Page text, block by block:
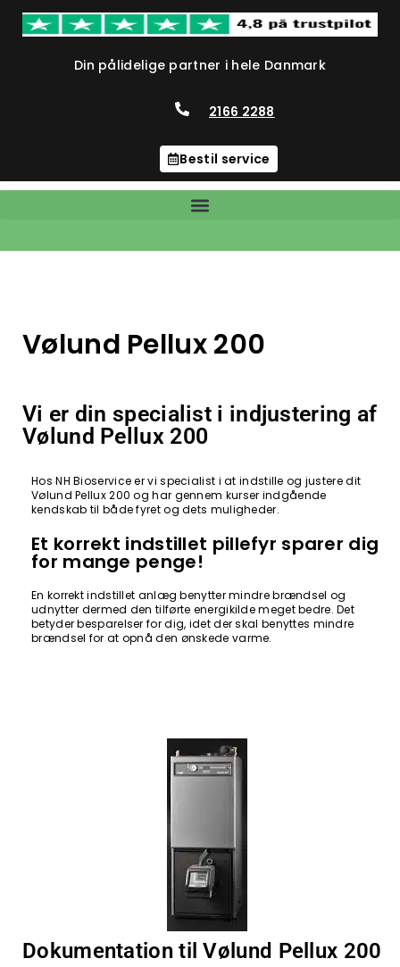
Din pålidelige partner i hele Danmark
2166 2288
Bestil service
Vølund Pellux 200
Vi er din specialist i indjustering af
Vølund Pellux 200
Hos NH Bioservice er vi specialist i at indstille og justere dit
Vølund Pellux 200 og har gennem kurser indgående
kendskab til både fyret og dets muligheder.
Et korrekt indstillet pillefyr sparer dig
for mange penge!
En korrekt indstillet anlæg benytter mindre brændsel og
udnytter dermed den tilførte energikilde meget bedre. Det
betyder besparelser for dig, idet der skal benyttes mindre
brændsel for at opnå den ønskede varme.
Dokumentation til Vølund Pellux 200